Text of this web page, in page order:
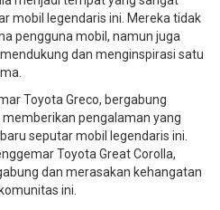
mobil legendaris ini. Mereka tidak
pengguna mobil, namun juga
dan menginspirasi satu
Toyota Greco, bergabung
pengalaman yang
seputar mobil legendaris ini.
Toyota Great Corolla,
dan merasakan kehangatan
ini.